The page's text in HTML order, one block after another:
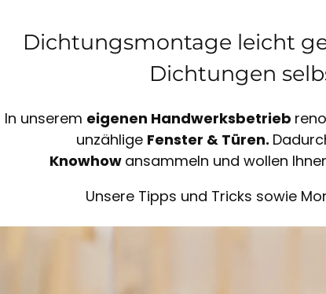
Dichtungsmontage leicht
Dichtungen
In unserem eigenen Handwerksbetrieb
unzählige Fenster & Türen.
Knowhow ansammeln und wollen
Unsere Tipps und Tricks sowie